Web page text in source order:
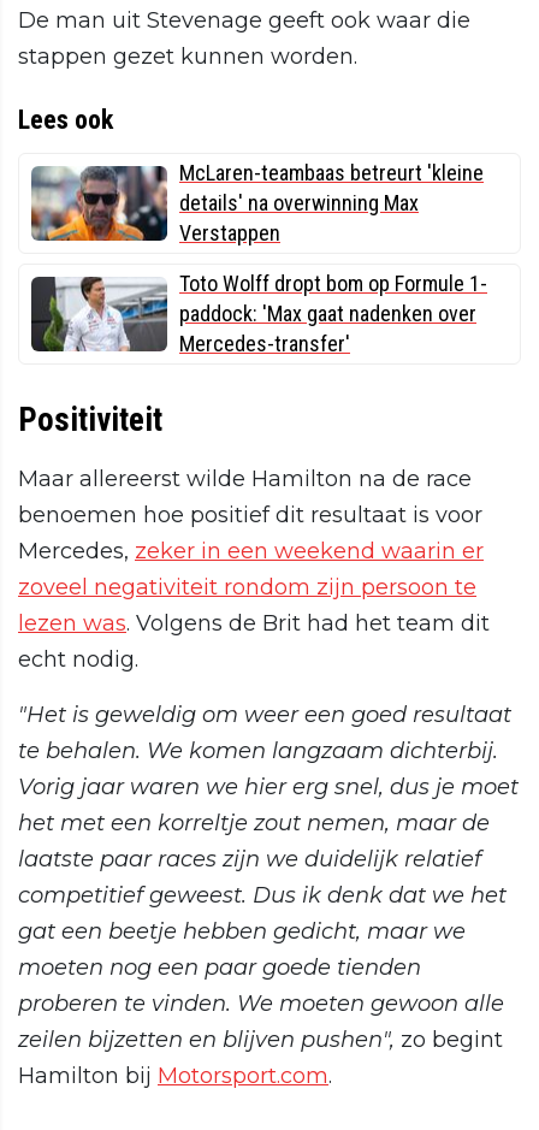
De man uit Stevenage geeft ook waar die
stappen gezet kunnen worden.
Lees ook
McLaren-teambaas betreurt 'kleine
details' na overwinning Max
Verstappen
Toto Wolff dropt bom op Formule 1-
paddock: 'Max gaat nadenken over
Mercedes-transfer'
Positiviteit
Maar allereerst wilde Hamilton na de race
benoemen hoe positief dit resultaat is voor
Mercedes, zeker in een weekend waarin er
zoveel negativiteit rondom zijn persoon te
lezen was. Volgens de Brit had het team dit
echt nodig.
"Het is geweldig om weer een goed resultaat
te behalen. We komen langzaam dichterbij.
Vorig jaar waren we hier erg snel, dus je moet
het met een korreltje zout nemen, maar de
laatste paar races zijn we duidelijk relatief
competitief geweest. Dus ik denk dat we het
gat een beetje hebben gedicht, maar we
moeten nog een paar goede tienden
proberen te vinden. We moeten gewoon alle
zeilen bijzetten en blijven pushen", zo begint
Hamilton bij Motorsport.com.